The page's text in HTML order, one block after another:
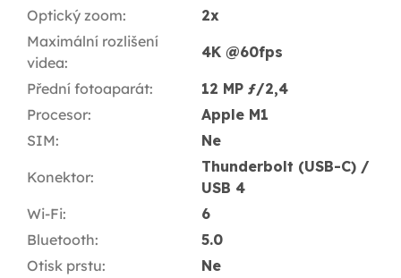
Optický zoom:
2x
Maximální rozlišení
videa:
4K @60fps
Přední fotoaparát:
12 MP ƒ/2,4
Procesor:
Apple M1
SIM: Ne
Konektor:
Thunderbolt (USB-C) /
USB 4
Wi-Fi:
6
Bluetooth:
5.0
Otisk prstu:
Ne